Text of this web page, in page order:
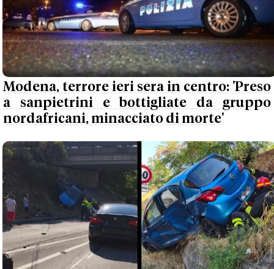
Modena, terrore ieri sera in centro: 'Preso
a sanpietrini e bottigliate da gruppo
nordafricani, minacciato di morte'